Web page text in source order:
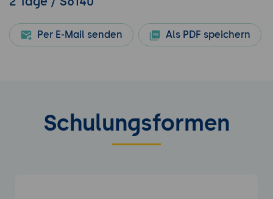
Per E-Mail senden Als PDF speichern
Schulungsformen